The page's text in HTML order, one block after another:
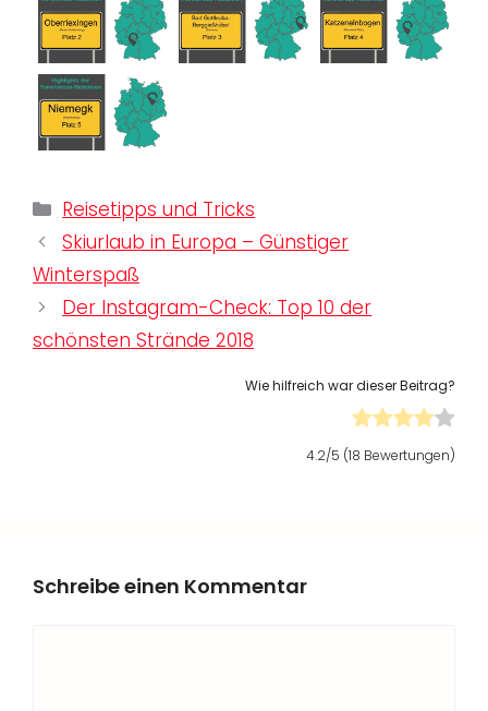
Kategorien
Reisetipps und Tricks
Skiurlaub in Europa – Günstiger
Winterspaß
Der Instagram-Check: Top 10 der
schönsten Strände 2018
Wie hilfreich war dieser Beitrag?
4.2/5 (18 Bewertungen)
Schreibe einen Kommentar